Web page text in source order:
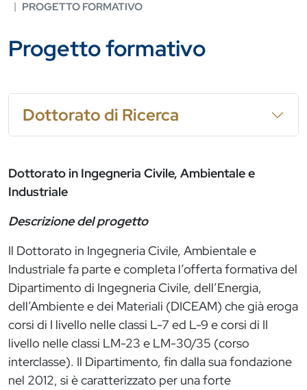
PROGETTO FORMATIVO
Progetto formativo
Dottorato di Ricerca
Dottorato in Ingegneria Civile, Ambientale e
Industriale
Descrizione del progetto
Il Dottorato in Ingegneria Civile, Ambientale e
Industriale fa parte e completa l’offerta formativa del
Dipartimento di Ingegneria Civile, dell’Energia,
dell’Ambiente e dei Materiali (DICEAM) che già eroga
corsi di I livello nelle classi L-7 ed L-9 e corsi di II
livello nelle classi LM-23 e LM-30/35 (corso
interclasse). Il Dipartimento, fin dalla sua fondazione
nel 2012, si è caratterizzato per una forte